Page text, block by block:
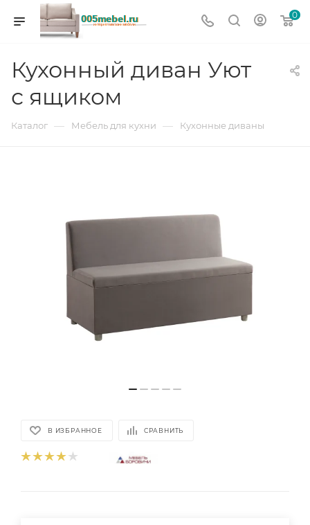
0
Кухонный диван Уют
с ящиком
Каталог — Мебель для кухни — Кухонные диваны
В ИЗБРАННОЕ СРАВНИТЬ